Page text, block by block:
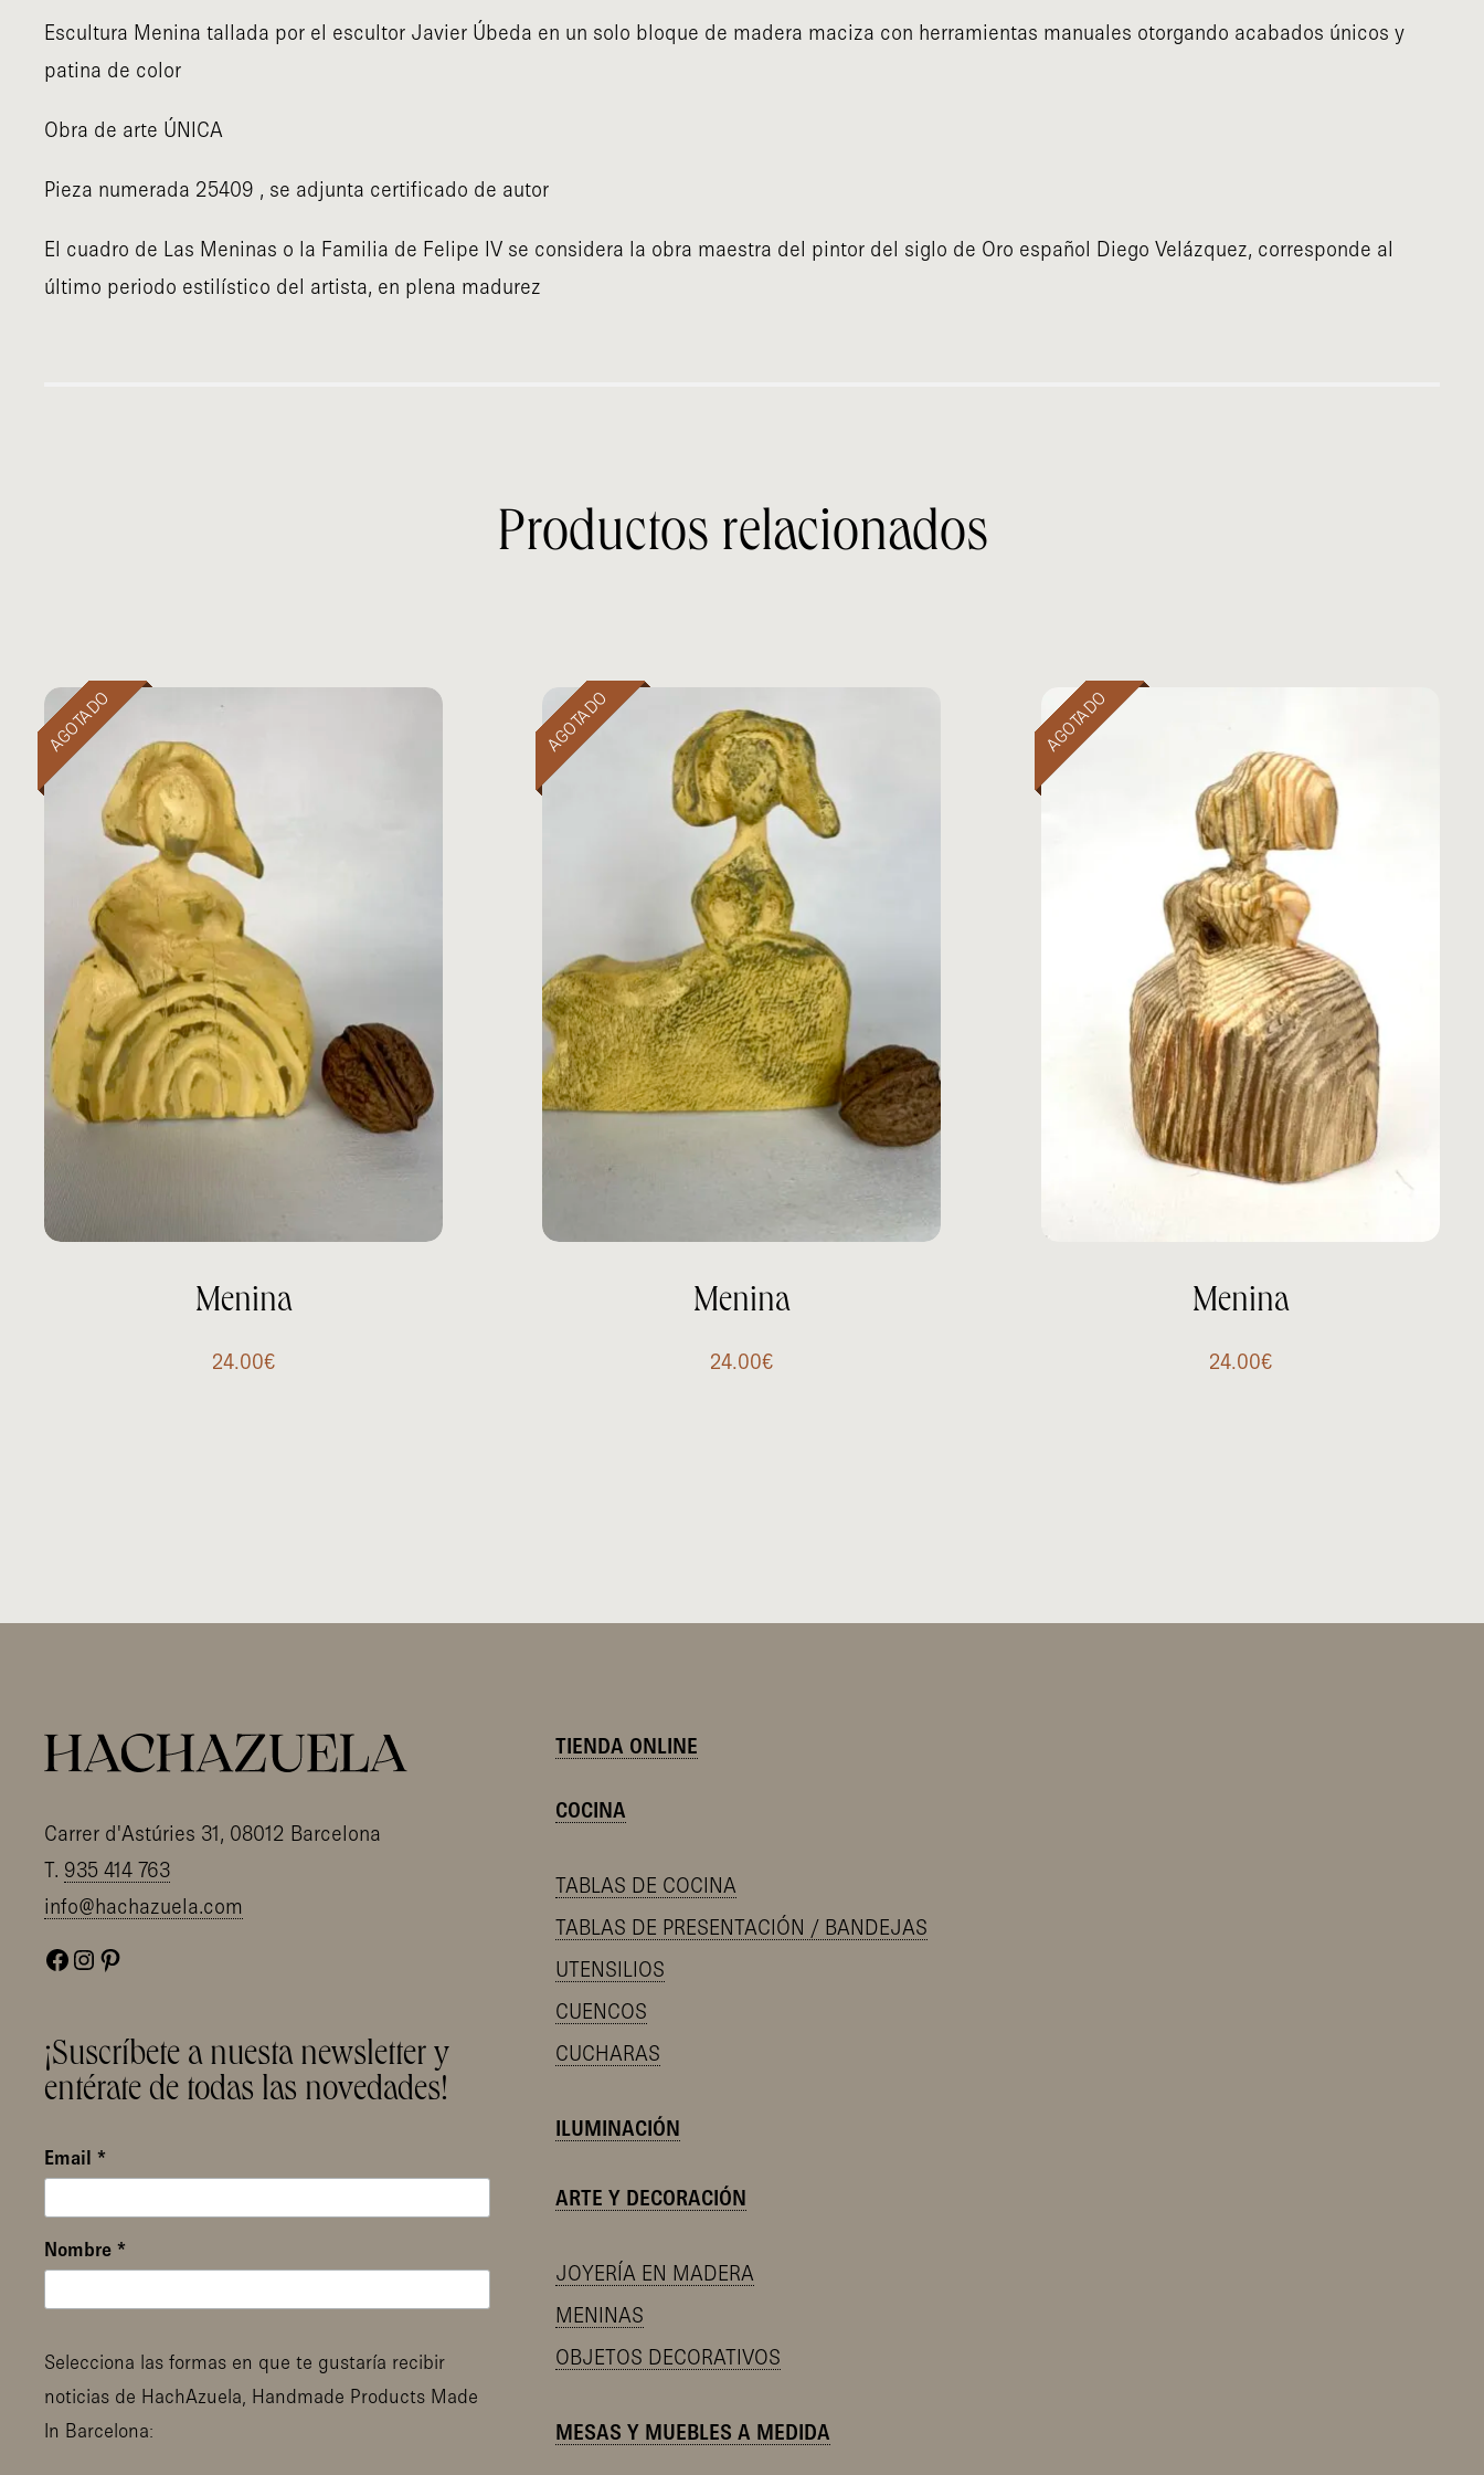
Escultura Menina tallada por el escultor Javier Úbeda en un solo bloque de madera maciza con herramientas manuales otorgando acabados únicos y
patina de color
Obra de arte ÚNICA
Pieza numerada 25409 , se adjunta certificado de autor
El cuadro de Las Meninas o la Familia de Felipe IV se considera la obra maestra del pintor del siglo de Oro español Diego Velázquez, corresponde al
último periodo estilístico del artista, en plena madurez
Productos relacionados
Menina
24.00€
Menina
24.00€
Menina
24.00€
Carrer d'Astúries 31, 08012 Barcelona
T. 935 414 763
info@hachazuela.com
Facebook
Instagram
Pinterest
¡Suscríbete a nuesta newsletter y
entérate de todas las novedades!
Email *
Nombre *
Selecciona las formas en que te gustaría recibir
noticias de HachAzuela, Handmade Products Made
In Barcelona:
TIENDA ONLINE
COCINA
TABLAS DE COCINA
TABLAS DE PRESENTACIÓN / BANDEJAS
UTENSILIOS
CUENCOS
CUCHARAS
ILUMINACIÓN
ARTE Y DECORACIÓN
JOYERÍA EN MADERA
MENINAS
OBJETOS DECORATIVOS
MESAS Y MUEBLES A MEDIDA